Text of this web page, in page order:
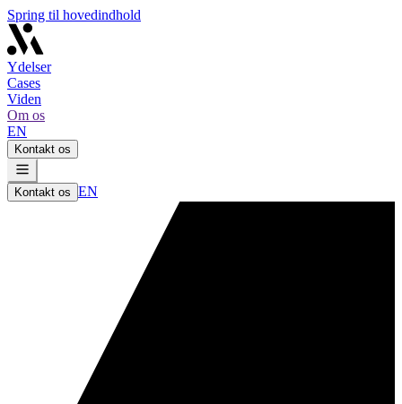
Spring til hovedindhold
Ydelser
Cases
Viden
Om os
EN
Kontakt os
Kontakt os EN